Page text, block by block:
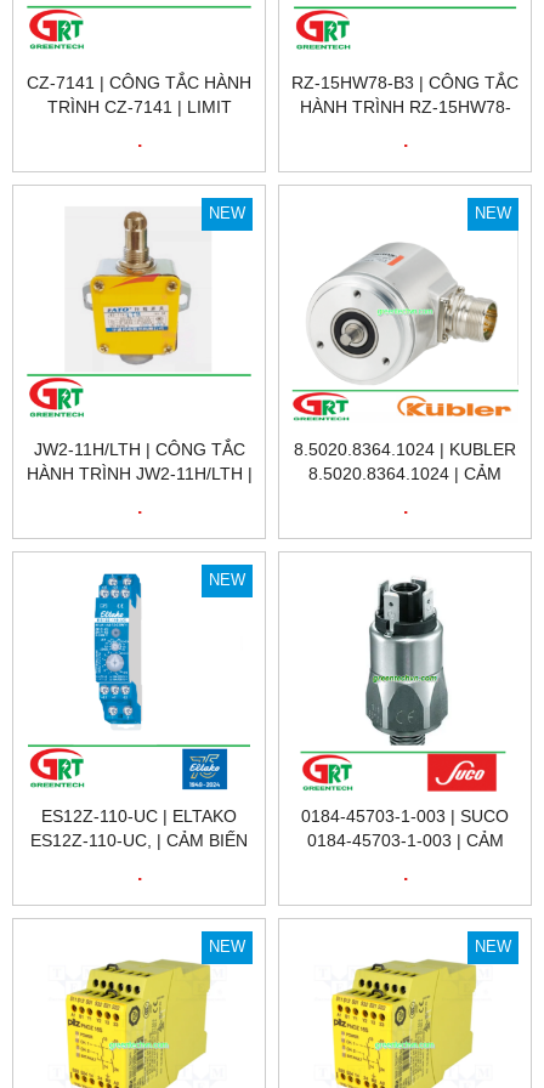
CZ-7141 | CÔNG TẮC HÀNH
TRÌNH CZ-7141 | LIMIT
.
RZ-15HW78-B3 | CÔNG TẮC
HÀNH TRÌNH RZ-15HW78-
.
NEW
JW2-11H/LTH | CÔNG TẮC
HÀNH TRÌNH JW2-11H/LTH |
.
NEW
8.5020.8364.1024 | KUBLER
8.5020.8364.1024 | CẢM
ENCODER KUBLER
VIỆT NAM
.
NEW
ES12Z-110-UC | ELTAKO
ES12Z-110-UC, | CẢM BIẾN
ETAKO VIỆT NAM
.
0184-45703-1-003 | SUCO
0184-45703-1-003 | CẢM
SENSOR 0184-45703-1-003
| SUCO VIỆT NAM
.
NEW NEW